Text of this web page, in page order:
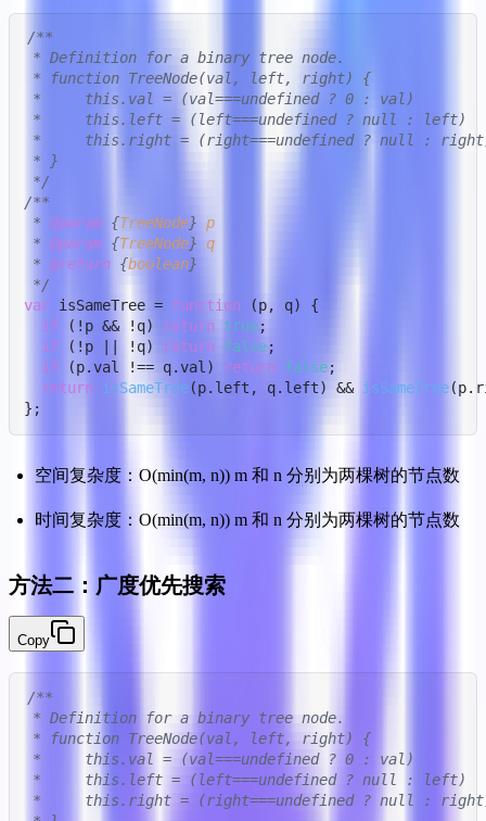
/**
* Definition for a binary tree node.
* function TreeNode(val, left, right) {
*     this.val = (val===undefined ? 0 : val)
*     this.left = (left===undefined ? null : left)
*     this.right = (right===undefined ? null :
* }
*/
/**
* @param {TreeNode} p
* @param {TreeNode} q
* @return {boolean}
*/
var isSameTree = function (p, q) {
if (!p && !q) return true;
if (!p || !q) return false;
if (p.val !== q.val) return false;
return
isSameTree (p. left , q. left) && isSameTree(p.
};
空间复杂度：O(min(m, n)) m 和 n 分别为两棵树的节点数
时间复杂度：O(min(m, n)) m 和 n 分别为两棵树的节点数
方法二：广度优先搜索
Copy
/**
* Definition for a binary tree node.
* function TreeNode(val, left, right) {
*     this.val = (val===undefined ? 0 : val)
*     this.left = (left===undefined ? null : left)
*     this.right = (right===undefined ? null :